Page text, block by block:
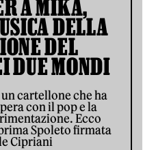
A MIKA,
DELLA
DEL
DUE MONDI
cartellone che ha
con il pop e la
Ecco
Spoleto firmata
Cipriani